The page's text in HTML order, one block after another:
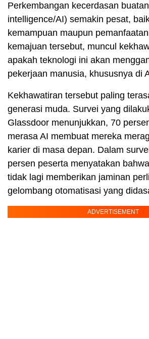
Perkembangan kecerdasan
intelligence/AI) semakin pesat,
kemampuan maupun
kemajuan tersebut, muncul
apakah teknologi ini akan
pekerjaan manusia, khususnya di
Kekhawatiran tersebut paling
generasi muda. Survei yang
Glassdoor menunjukkan, 70
merasa AI membuat mereka
karier di masa depan. Dalam
persen peserta menyatakan
tidak lagi memberikan jaminan
gelombang otomatisasi yang
ADVERTISEMENT